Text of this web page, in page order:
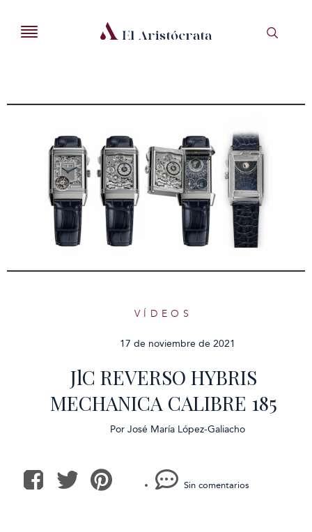
VÍDEOS
17 de noviembre de 2021
JlC REVERSO HYBRIS
MECHANICA CALIBRE 185
Por José María López-Galiacho
Sin comentarios